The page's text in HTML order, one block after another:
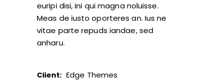
euripi disi, ini qui magna noluisse.
Meas de iusto oporteres an. Ius ne
vitae parte repuds iandae, sed
anharu.
Client: Edge Themes